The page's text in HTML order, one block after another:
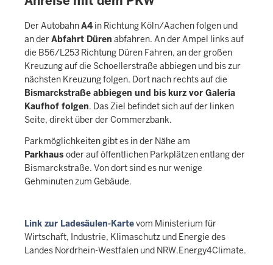
Der AutobahnA4in Richtung Köln/Aachen folgen und
an derAbfahrt Düren abfahren. An der Ampel links auf
die B56/L253 Richtung Düren Fahren, an der großen
Kreuzung auf die Schoellerstraße abbiegen und bis zur
nächsten Kreuzung folgen. Dort nach rechts auf die
Bismarckstraße abbiegen und bis kurz vor Galeria
Kaufhof folgen. Das Ziel befindet sich auf der linken
Seite, direkt über der Commerzbank.
Parkmöglichkeiten gibt es in der Nähe am
Parkhaus oder auf öffentlichen Parkplätzen entlang der
Bismarckstraße. Von dort sind es nur wenige
Gehminuten zum Gebäude.
Link zur Ladesäulen-Kartevom Ministerium für
Wirtschaft, Industrie, Klimaschutz und Energie des
Landes Nordrhein-Westfalen und NRW.Energy4Climate.